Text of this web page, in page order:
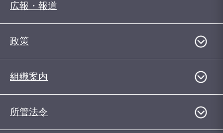
広報・報道
政策
組織案内
所管法令